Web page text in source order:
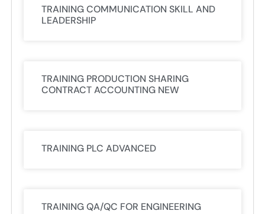
TRAINING COMMUNICATION SKILL AND
LEADERSHIP
TRAINING PRODUCTION SHARING
CONTRACT ACCOUNTING NEW
TRAINING PLC ADVANCED
TRAINING QA/QC FOR ENGINEERING